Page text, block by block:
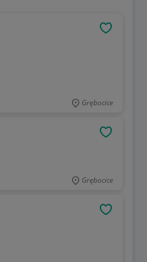
Grębocice
Grębocice